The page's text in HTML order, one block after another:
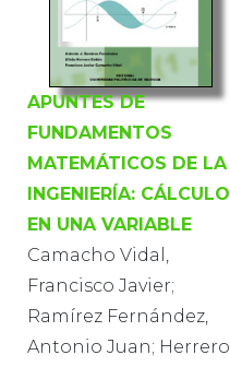
APUNTES DE
FUNDAMENTOS
MATEMÁTICOS DE LA
INGENIERÍA: CÁLCULO
EN UNA VARIABLE
Camacho Vidal,
Francisco Javier;
Ramírez Fernández,
Antonio Juan; Herrero